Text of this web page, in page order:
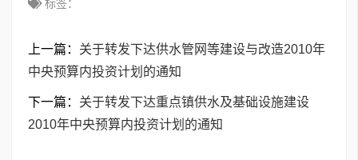
标签：
上一篇： 关于转发下达供水管网等建设与改造2010年
中央预算内投资计划的通知
下一篇： 关于转发下达重点镇供水及基础设施建设
2010年中央预算内投资计划的通知